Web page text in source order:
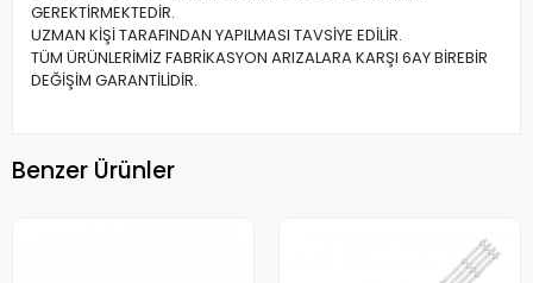
GEREKTİRMEKTEDİR.
UZMAN KİŞİ TARAFINDAN YAPILMASI TAVSİYE EDİLİR.
TÜM ÜRÜNLERİMİZ FABRİKASYON ARIZALARA KARŞI 6AY BİREBİR
DEĞİŞİM GARANTİLİDİR.
Benzer Ürünler